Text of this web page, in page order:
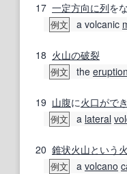
17 一定方向に列を
例文 a volcanic
18 火山の破裂
例文 the eruption
19 山腹に火口がで
例文 a lateral
20 錐状火山という
例文 a volcano